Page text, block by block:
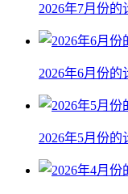
2026年7月份的
2026年6月份的
2026年5月份的